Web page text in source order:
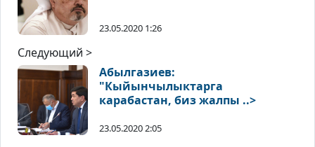
23.05.2020 1:26
Следующий >
Абылгазиев:
"Кыйынчылыктарга
карабастан, биз жалпы ..>
23.05.2020 2:05